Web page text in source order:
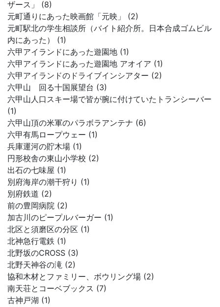
ザース」 (8)
元町通りにあった映画館「元映」 (2)
元町駅北の学生相談所（バイト紹介所。日本合成ゴムビル
内にあった） (1)
六甲アイランドにあった遊園地 (1)
六甲アイランドにあった遊園地 アオイア (1)
六甲アイランドのドライブインシアター (2)
六甲山 回る十国展望台 (3)
六甲山人口スキー場で皆が腕に付けていたトランシーバー
(1)
六甲山頂の米軍のパラボラアンテナ (6)
六甲有馬ロープウェー (1)
兵庫運河の貯木場 (1)
円形校舎の東山小学校 (2)
出石の七味屋 (1)
別府海岸の潮干狩り (1)
別府鉄道 (2)
前の豊岡病院 (2)
加古川のピープルバーガー (1)
北区と須磨区の分区 (1)
北神急行電鉄 (1)
北野坂のCROSS (3)
北野天神谷の滝 (2)
協和木材とファミリー、ボウリング場 (2)
南天荘とコーベブックス (7)
古神戸湖 (1)